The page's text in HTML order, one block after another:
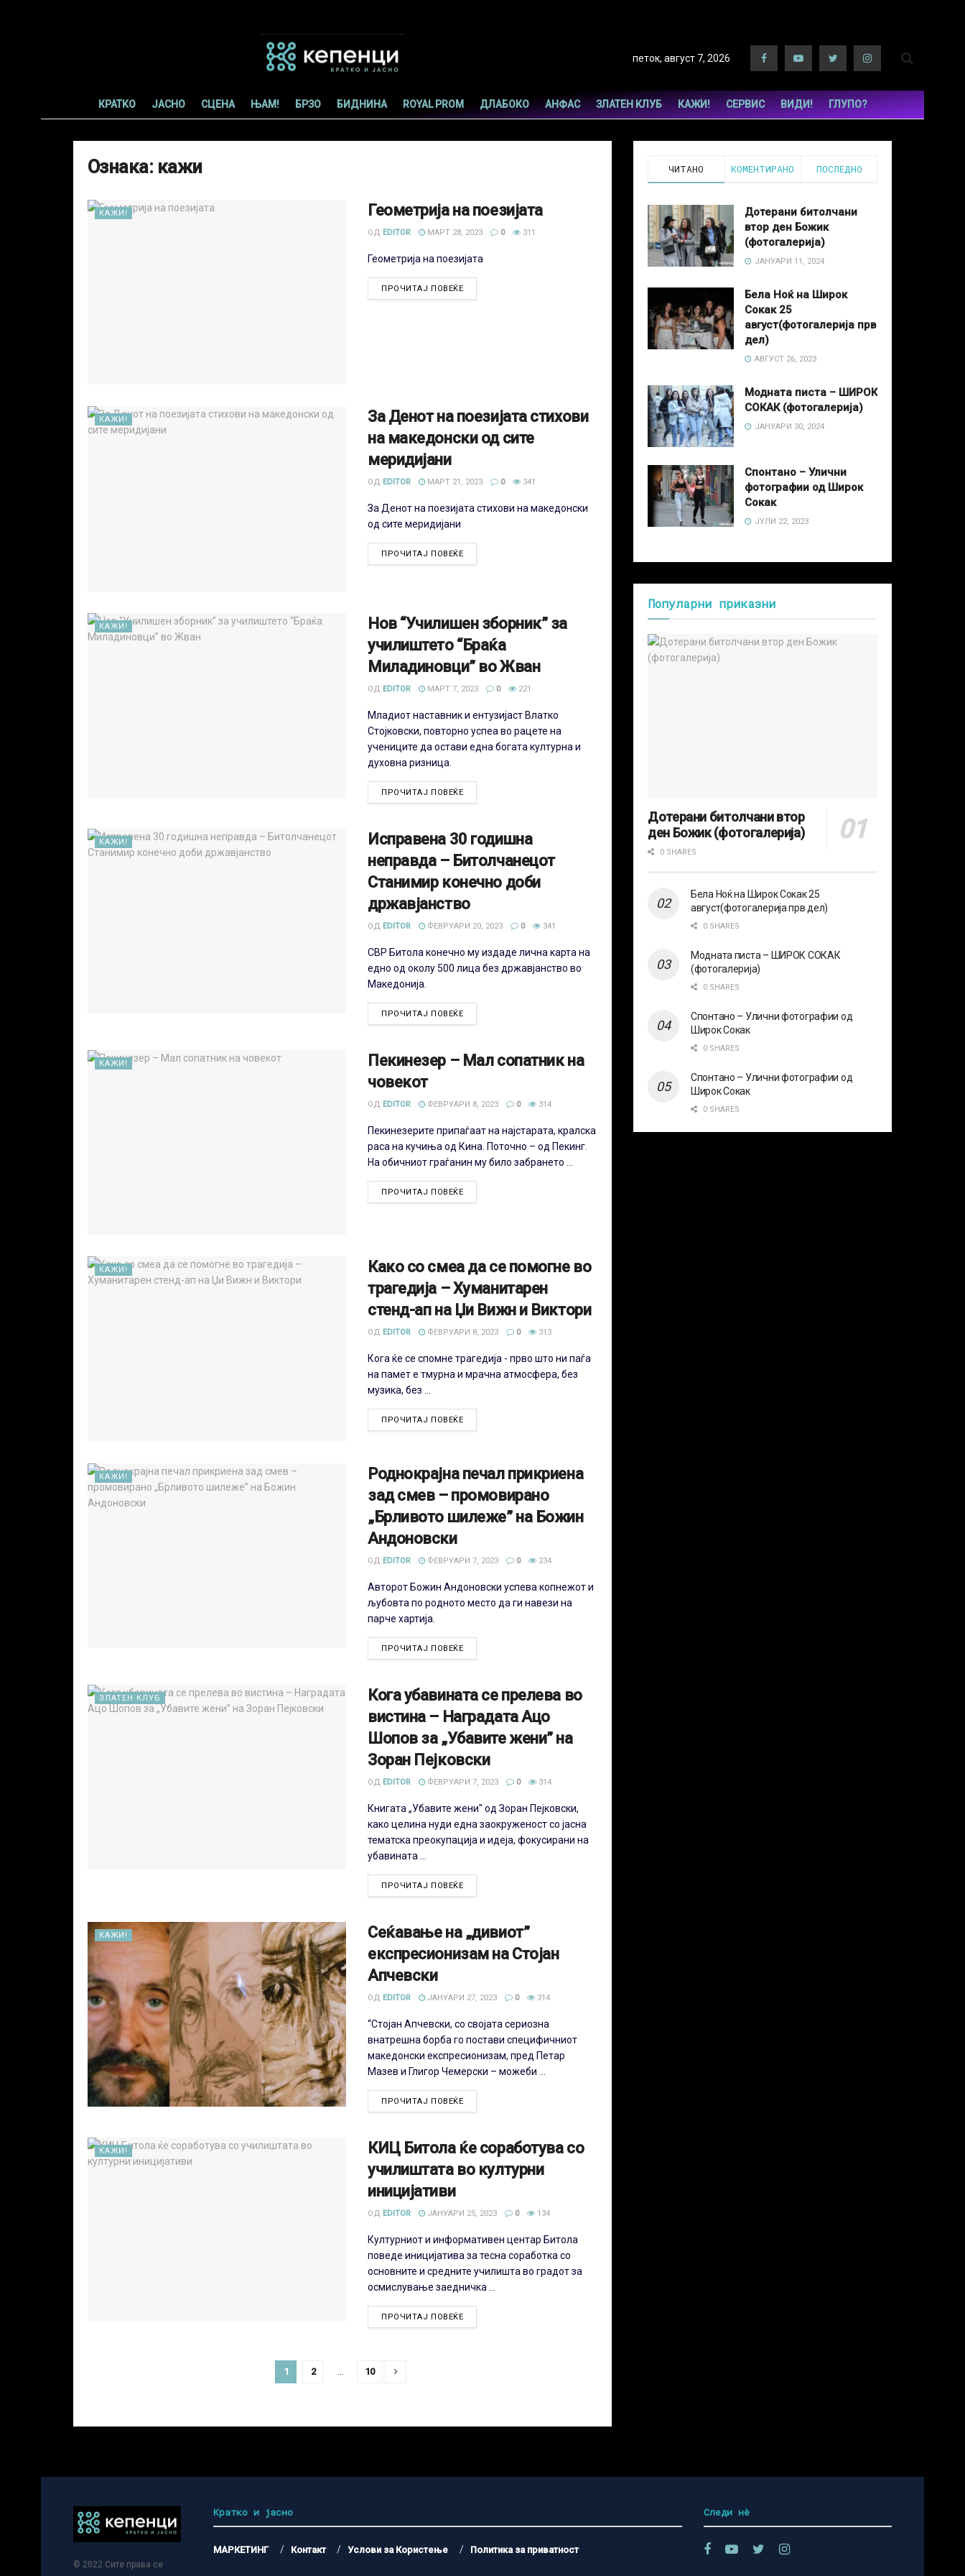
петок, август 7, 2026
КРАТКО ЈАСНО СЦЕНА ЊАМ! БРЗО БИДНИНА ROYAL PROM ДЛАБОКО АНФАС ЗЛАТЕН КЛУБ КАЖИ! СЕРВИС ВИДИ! ГЛУПО?
Ознака: кажи
КАЖИ! Геометрија на поезијата
ОД EDITOR МАРТ 28, 2023 0 311
Геометрија на поезијата
ПРОЧИТАЈ ПОВЕЌЕ
КАЖИ!
За Денот на поезијата стихови
на македонски од сите
меридијани
ОД EDITOR МАРТ 21, 2023 0 341
За Денот на поезијата стихови на македонски
од сите меридијани
ПРОЧИТАЈ ПОВЕЌЕ
КАЖИ!
Нов “Училишен зборник” за
училиштето “Браќа
Миладиновци” во Жван
ОД EDITOR МАРТ 7, 2023 0 221
Младиот наставник и ентузијаст Влатко
Стојковски, повторно успеа во рацете на
учениците да остави една богата културна и
духовна ризница.
ПРОЧИТАЈ ПОВЕЌЕ
КАЖИ!
Исправена 30 годишна
неправда – Битолчанецот
Станимир конечно доби
државјанство
ОД EDITOR ФЕВРУАРИ 20, 2023 0 341
СВР Битола конечно му издаде лична карта на
едно од околу 500 лица без државјанство во
Македонија.
ПРОЧИТАЈ ПОВЕЌЕ
КАЖИ!
Пекинезер – Мал сопатник на
човекот
ОД EDITOR ФЕВРУАРИ 8, 2023 0 314
Пекинезерите припаѓаат на најстарата, кралска
раса на кучиња од Кина. Поточно – од Пекинг.
На обичниот граѓанин му било забрането ...
ПРОЧИТАЈ ПОВЕЌЕ
КАЖИ!
Како со смеа да се помогне во
трагедија – Хуманитарен
стенд-ап на Џи Вижн и Виктори
ОД EDITOR ФЕВРУАРИ 8, 2023 0 313
Кога ќе се спомне трагедија - прво што ни паѓа
на памет е тмурна и мрачна атмосфера, без
музика, без ...
ПРОЧИТАЈ ПОВЕЌЕ
КАЖИ!
Роднокрајна печал прикриена
зад смев – промовирано
„Брливото шилеже” на Божин
Андоновски
ОД EDITOR ФЕВРУАРИ 7, 2023 0 234
Авторот Божин Андоновски успева копнежот и
љубовта по родното место да ги навези на
парче хартија.
ПРОЧИТАЈ ПОВЕЌЕ
ЗЛАТЕН КЛУБ
Кога убавината се прелева во
вистина – Наградата Ацо
Шопов за „Убавите жени” на
Зоран Пејковски
ОД EDITOR ФЕВРУАРИ 7, 2023 0 314
Книгата „Убавите жени" од Зоран Пејковски,
како целина нуди една заокруженост со јасна
тематска преокупација и идеја, фокусирани на
убавината ...
ПРОЧИТАЈ ПОВЕЌЕ
КАЖИ!
Сеќавање на „дивиот”
експресионизам на Стојан
Апчевски
ОД EDITOR ЈАНУАРИ 27, 2023 0 314
“Стојан Апчевски, со својата сериозна
внатрешна борба го постави специфичниот
македонски експресионизам, пред Петар
Мазев и Глигор Чемерски – можеби ...
ПРОЧИТАЈ ПОВЕЌЕ
КАЖИ!
КИЦ Битола ќе соработува со
училиштата во културни
иницијативи
ОД EDITOR ЈАНУАРИ 25, 2023 0 134
Културниот и информативен центар Битола
поведе иницијатива за тесна соработка со
основните и средните училишта во градот за
осмислување заедничка ...
ПРОЧИТАЈ ПОВЕЌЕ
1 2 10
ЧИТАНО КОМЕНТИРАНО ПОСЛЕДНО
Дотерани битолчани
втор ден Божик
(фотогалерија)
ЈАНУАРИ 11, 2024
Бела Ноќ на Широк
Сокак 25
август(фотогалерија прв
дел)
АВГУСТ 26, 2023
Модната писта – ШИРОК
СОКАК (фотогалерија)
ЈАНУАРИ 30, 2024
Спонтано – Улични
фотографии од Широк
Сокак
ЈУЛИ 22, 2023
Популарни приказни
Дотерани битолчани втор
ден Божик (фотогалерија)
0 SHARES
Бела Ноќ на Широк Сокак 25
август(фотогалерија прв дел)
0 SHARES
Модната писта – ШИРОК СОКАК
(фотогалерија)
0 SHARES
Спонтано – Улични фотографии од
Широк Сокак
0 SHARES
Спонтано – Улични фотографии од
Широк Сокак
0 SHARES
© 2022 Сите права се
Кратко и јасно
МАРКЕТИНГ Контакт Услови за Користење Политика за приватност
Следи нѐ